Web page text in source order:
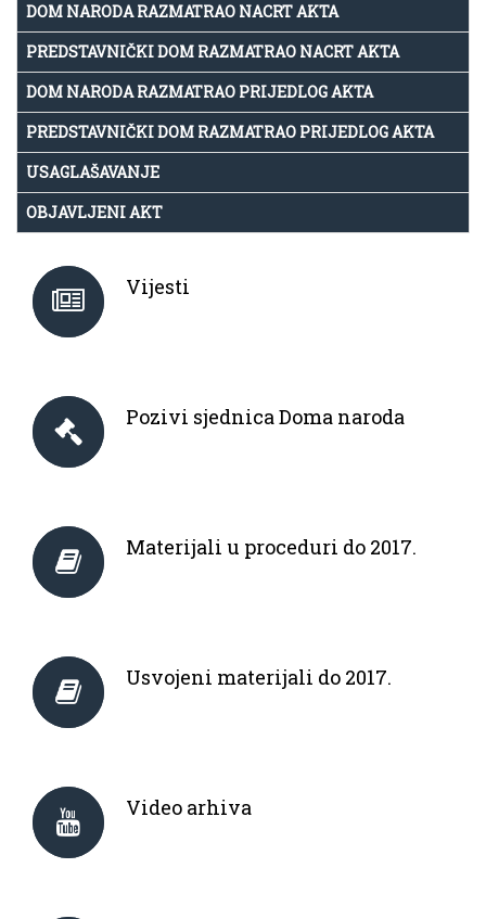
DOM NARODA RAZMATRAO NACRT AKTA
PREDSTAVNIČKI DOM RAZMATRAO NACRT AKTA
DOM NARODA RAZMATRAO PRIJEDLOG AKTA
PREDSTAVNIČKI DOM RAZMATRAO PRIJEDLOG AKTA
USAGLAŠAVANJE
OBJAVLJENI AKT
Vijesti
Pozivi sjednica Doma naroda
Materijali u proceduri do 2017.
Usvojeni materijali do 2017.
Video arhiva